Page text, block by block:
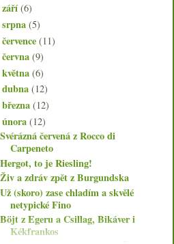
září(6)
srpna(5)
července(11)
června(9)
května(6)
dubna(12)
března(12)
února(12)
Svérázná červená z Rocco di
Carpeneto
Hergot, to je Riesling!
Živ a zdráv zpět z Burgundska
Už (skoro) zase chladím a skvělé
netypické Fino
Böjt z Egeru a Csillag, Bikáver i
Kékfrankos